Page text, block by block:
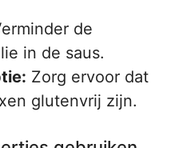
de
in de saus.
Zorg ervoor dat
glutenvrij zijn.